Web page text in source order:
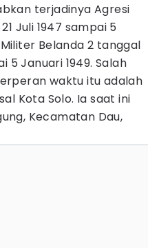
terjadinya Agresi
Juli 1947 sampai 5
Belanda 2 tanggal
5 Januari 1949. Salah
waktu itu adalah
Kota Solo. Ia saat ini
Kecamatan Dau,